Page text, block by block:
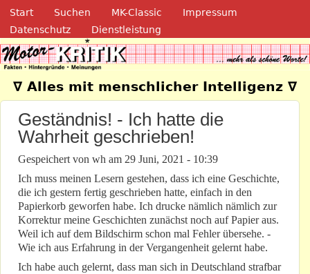
Direkt zum Inhalt
Navigation
Start Suchen MK-Classic
Impressum
Datenschutz
Dienstleistung
Motor-Kritik.de
∇ Alles mit menschlicher Intelligenz ∇
Geständnis! - Ich hatte die
Wahrheit geschrieben!
Gespeichert von wh am 29 Juni, 2021 - 10:39
Ich muss meinen Lesern gestehen, dass ich eine Geschichte,
die ich gestern fertig geschrieben hatte, einfach in den
Papierkorb geworfen habe. Ich drucke nämlich nämlich zur
Korrektur meine Geschichten zunächst noch auf Papier aus.
Weil ich auf dem Bildschirm schon mal Fehler übersehe. -
Wie ich aus Erfahrung in der Vergangenheit gelernt habe.
Ich habe auch gelernt, dass man sich in Deutschland strafbar